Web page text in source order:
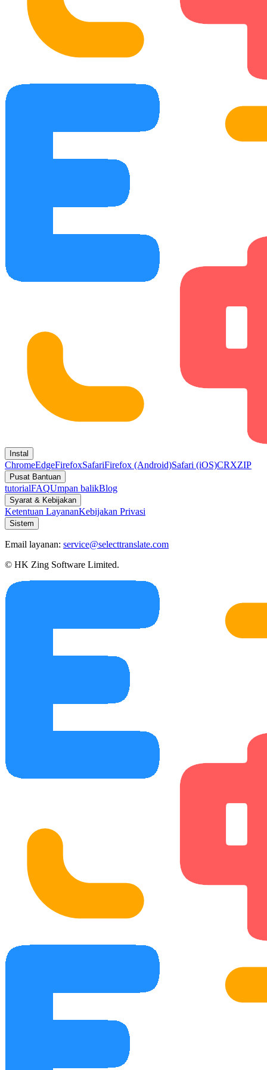
Instal
ChromeEdgeFirefoxSafariFirefox (Android)Safari (iOS)CRXZIP
Pusat Bantuan
tutorialFAQUmpan balikBlog
Syarat & Kebijakan
Ketentuan LayananKebijakan Privasi
Sistem
Email layanan: service@selecttranslate.com
© HK Zing Software Limited.